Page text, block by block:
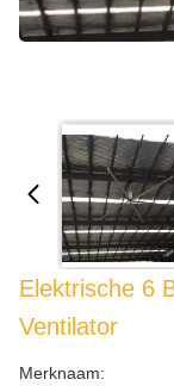
Elektrische 6
Ventilator
Merknaam: